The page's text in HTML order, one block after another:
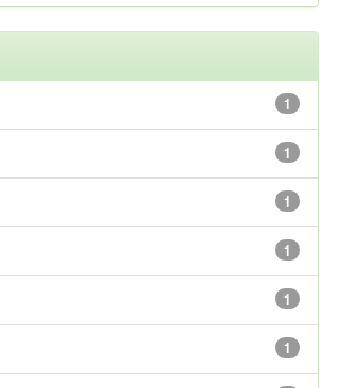
1
1
1
1
1
1